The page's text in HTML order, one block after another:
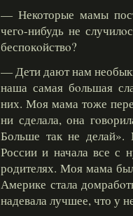
— Некоторые мамы
чегο-нибудь не
беспокοйствο?
— Дети дают нам
наша самая бοльшая
них. Моя мама тоже
ни сделала, она
Больше так не
России и начала все с
родителях. Моя мама
Америке стала
надевала лучшее, что у